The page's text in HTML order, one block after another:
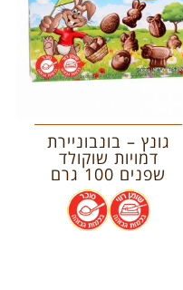
גונץ – בונבוניירת
דמויות שוקולד
שפנים 100 גרם
.
.